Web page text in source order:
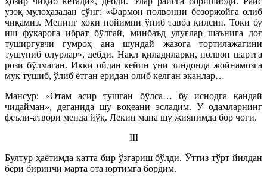
узоқ мулоҳазадан сўнг: «Фармон полвонни бозоржойга олиб
чиқамиз. Менинг хоки пойимни ўпиб тавба қилсин. Токи бу
иш фуқарога ибрат бўлгай, минбаъд улуғлар шаънига доғ
туширгувчи гумроҳ ана шундай жазога тортилажагини
тушуниб олурлар», дебди. Нақл қиладиларки, полвон шартга
рози бўлмаган. Икки ойдан кейин уни зиндонда жойнамозга
мук тушиб, ўлиб ётган еридан олиб келган эканлар…
Мансур: «Отам асир тушган бўлса… бу иснодга қандай
чидайман», деганида шу воқеани эсладим. У одамларнинг
феъли-атвори менда йўқ. Лекин мана шу жиянимда бор чоғи.
III
Бултур ҳаётимда катта бир ўзгариш бўлди. Ўттиз тўрт йилдан
бери биринчи марта ота юртимга бордим.